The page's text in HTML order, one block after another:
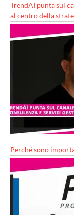
TrendAI punta sul
al centro della
Perché sono